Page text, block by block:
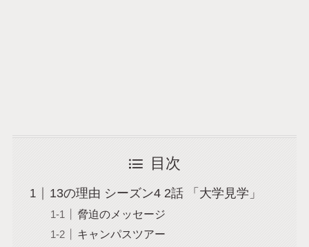
目次
13の理由 シーズン4 2話 「大学見学」
脅迫のメッセージ
キャンパスツアー